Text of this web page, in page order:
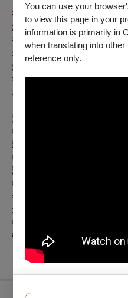
You can use your
to view this page in your
information is primarily in
when translating into other
reference only.
敬老／愛心啟售期間：8/04（
20:40 止
敬老票：每張 50 元（年滿
場須出示證件）
愛心票：
待，入場時應出示身心障礙
場）
注意事項：
◎影展期間可於 SBC 星橋國
影電影館之「影展服務台」購
◎影展現場服務時間為每日首
演後 20 分鐘止。
◎敬老／愛心票僅供 65 歲以
者與乙名必要陪同者購買，
全票差額。
◎以上票種僅適用 2024 第 11
橋國際影城、統領威秀影城